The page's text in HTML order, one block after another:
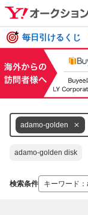
毎日引けるくじ
adamo-golden
adamo-golden disk
検索条件 キーワード ：